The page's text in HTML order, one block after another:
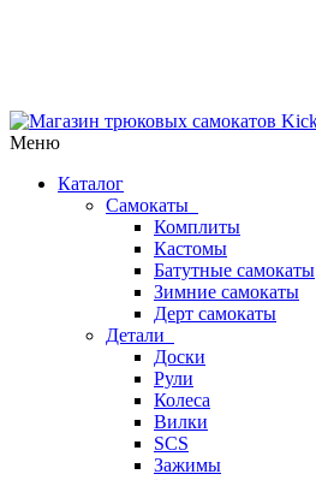
Меню
Каталог
Самокаты
Комплиты
Кастомы
Батутные самокаты
Зимние самокаты
Дерт самокаты
Детали
Доски
Рули
Колеса
Вилки
SCS
Зажимы